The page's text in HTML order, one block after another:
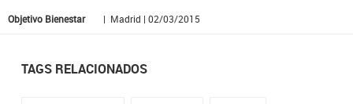
Objetivo Bienestar | Madrid | 02/03/2015
TAGS RELACIONADOS